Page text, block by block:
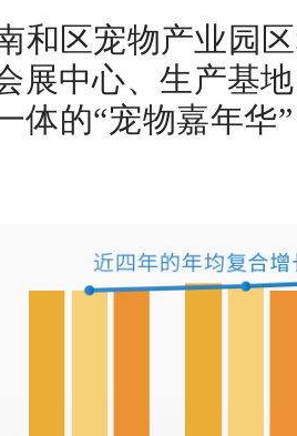
和区宠物产业园
展中心、生产基
体的“宠物嘉年华